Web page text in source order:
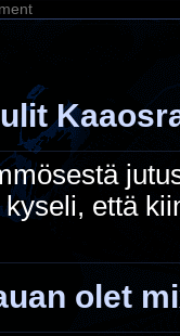
että
olet